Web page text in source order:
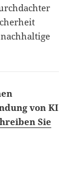
von KI
Sie